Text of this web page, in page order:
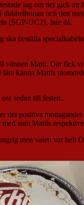
jag om det gick att
och den
(SGP-UC2). Inte då.
ska beställa
vännen Matti. Där fick vi
känna Mattis
sedan till festen.
det positiva
som Mattis
men vaten var helt